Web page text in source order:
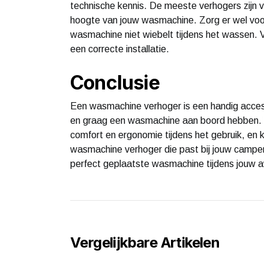
technische kennis. De meeste verhogers
hoogte van jouw wasmachine. Zorg er wel
wasmachine niet wiebelt tijdens het wassen.
een correcte installatie.
Conclusie
Een wasmachine verhoger is een handig
en graag een wasmachine aan boord
comfort en ergonomie tijdens het gebruik, en
wasmachine verhoger die past bij jouw
perfect geplaatste wasmachine tijdens jouw
Vergelijkbare Artikelen